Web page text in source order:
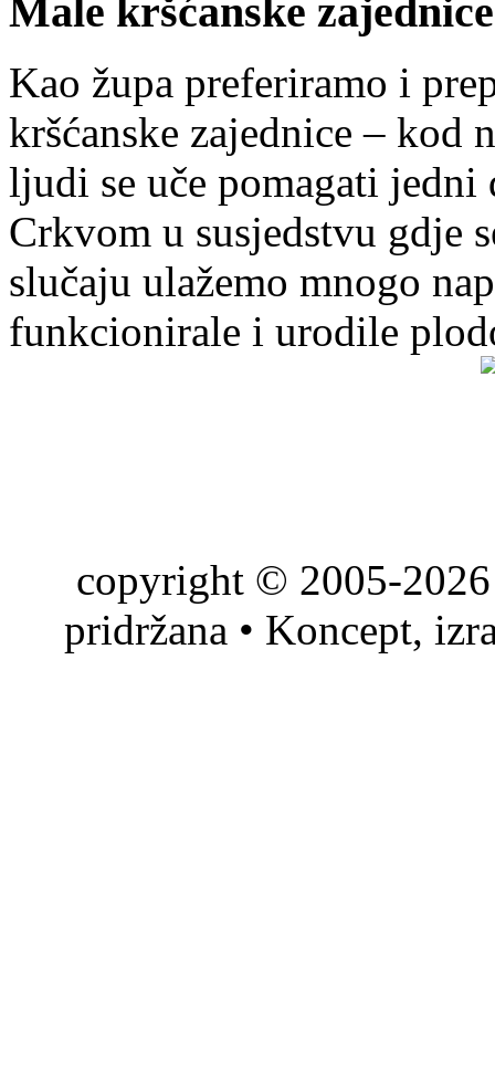
Male kršćanske zajednice
Kao župa preferiramo i
kršćanske zajednice – kod
ljudi se uče pomagati
Crkvom u susjedstvu gdje
slučaju ulažemo mnogo
funkcionirale i urodile
copyright © 2005-
pridržana • Koncept,